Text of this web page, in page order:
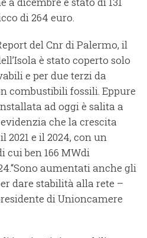
di 264 euro.
del Cnr di Palermo, il
è stato coperto solo
e per due terzi da
combustibili fossili. Eppure
ad oggi è salita a
che la crescita
e il 2024, con un
cui ben 166 MWdi
aumentati anche gli
dare stabilità alla rete –
di Unioncamere